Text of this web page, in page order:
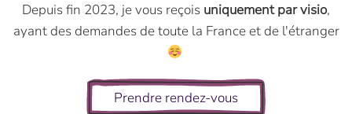
Depuis fin 2023, je vous reçois uniquement par visio,
ayant des demandes de toute la France et de l'étranger
Prendre rendez-vous